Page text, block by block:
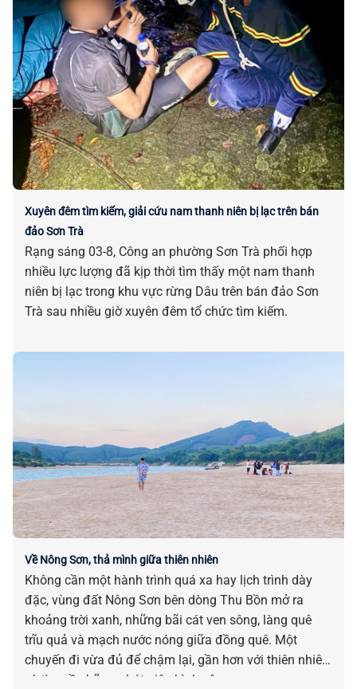
Xuyên đêm tìm kiếm, giải cứu nam thanh niên bị lạc trên bán
đảo Sơn Trà
Rạng sáng 03-8, Công an phường Sơn Trà phối hợp
nhiều lực lượng đã kịp thời tìm thấy một nam thanh
niên bị lạc trong khu vực rừng Dâu trên bán đảo Sơn
Trà sau nhiều giờ xuyên đêm tổ chức tìm kiếm.
Về Nông Sơn, thả mình giữa thiên nhiên
Không cần một hành trình quá xa hay lịch trình dày
đặc, vùng đất Nông Sơn bên dòng Thu Bồn mở ra
khoảng trời xanh, những bãi cát ven sông, làng quê
trĩu quả và mạch nước nóng giữa đồng quê. Một
chuyến đi vừa đủ để chậm lại, gần hơn với thiên nhiên
và tìm về những phút giây bình yên.